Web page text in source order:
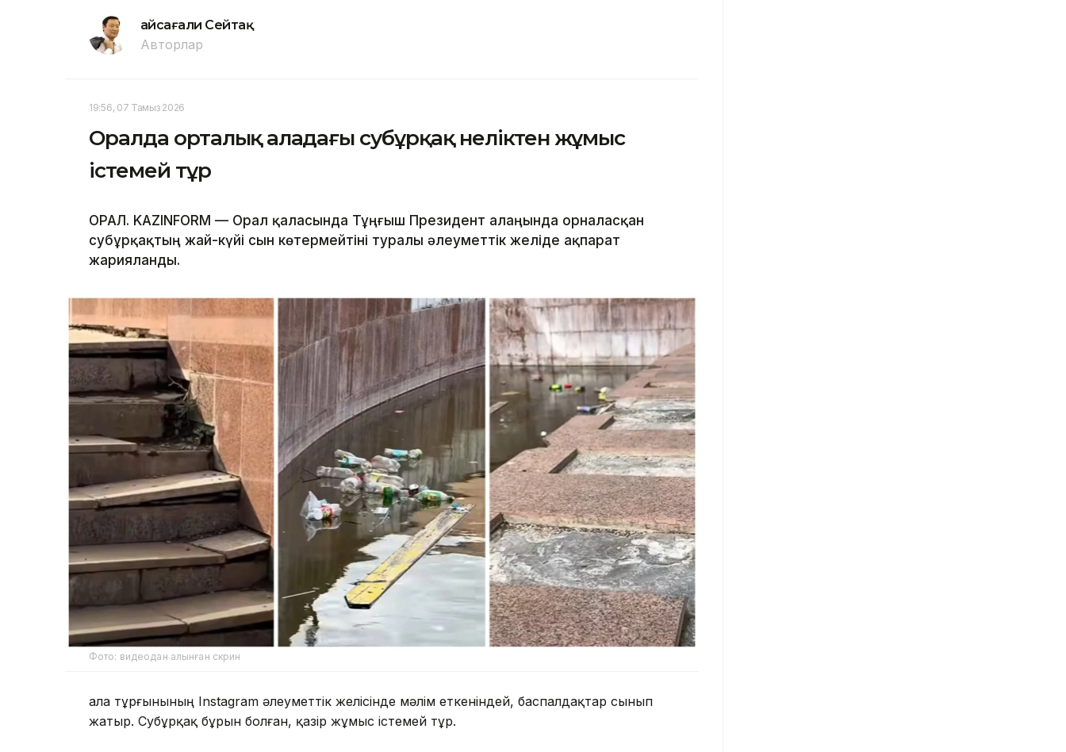
Ғайсағали Сейтақ
Авторлар
19:56, 07 Тамыз 2026
Оралда орталық алаңдағы субұрқақ неліктен жұмыс
істемей тұр
ОРАЛ. KAZINFORM — Орал қаласында Тұңғыш Президент алаңында орналасқан
субұрқақтың жай-күйі сын көтермейтіні туралы әлеуметтік желіде ақпарат
жарияланды.
Фото: видеодан алынған скрин
Қала тұрғынының Instagram әлеуметтік желісінде мәлім еткеніндей, баспалдақтар сынып
жатыр. Субұрқақ бұрын болған, қазір жұмыс істемей тұр.